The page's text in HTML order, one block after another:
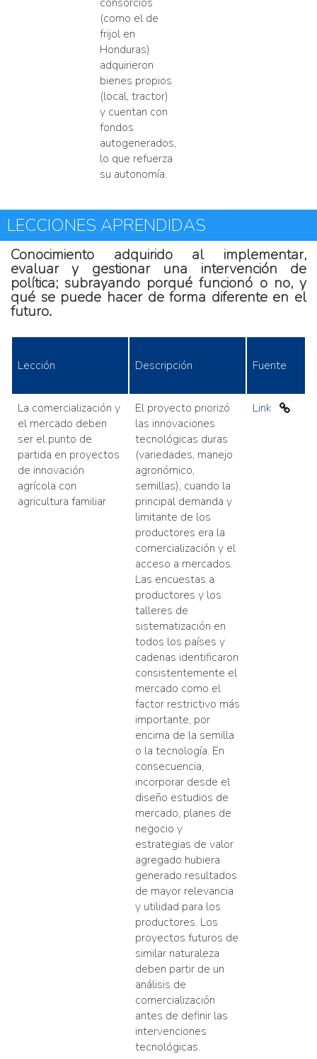
(como el de
frijol en
Honduras)
adquirieron
bienes propios
(local, tractor)
y cuentan con
fondos
autogenerados,
lo que refuerza
su autonomía.
LECCIONES APRENDIDAS
Conocimiento adquirido al implementar,
evaluar y gestionar una intervención de
política; subrayando porqué funcionó o no, y
qué se puede hacer de forma diferente en el
futuro.
Lección Descripción Fuente
La comercialización y
el mercado deben
ser el punto de
partida en proyectos
de innovación
agrícola con
agricultura familiar
El proyecto priorizó
las innovaciones
tecnológicas duras
(variedades, manejo
agronómico,
semillas), cuando la
principal demanda y
limitante de los
productores era la
comercialización y el
acceso a mercados.
Las encuestas a
productores y los
talleres de
sistematización en
todos los países y
cadenas identificaron
consistentemente el
mercado como el
factor restrictivo más
importante, por
encima de la semilla
o la tecnología. En
consecuencia,
incorporar desde el
diseño estudios de
mercado, planes de
negocio y
estrategias de valor
agregado hubiera
generado resultados
de mayor relevancia
y utilidad para los
productores. Los
proyectos futuros de
similar naturaleza
deben partir de un
análisis de
comercialización
antes de definir las
intervenciones
tecnológicas.
Link